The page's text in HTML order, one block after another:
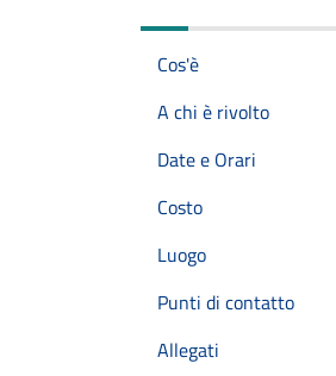
Cos'è
A chi è rivolto
Date e Orari
Costo
Luogo
Punti di contatto
Allegati